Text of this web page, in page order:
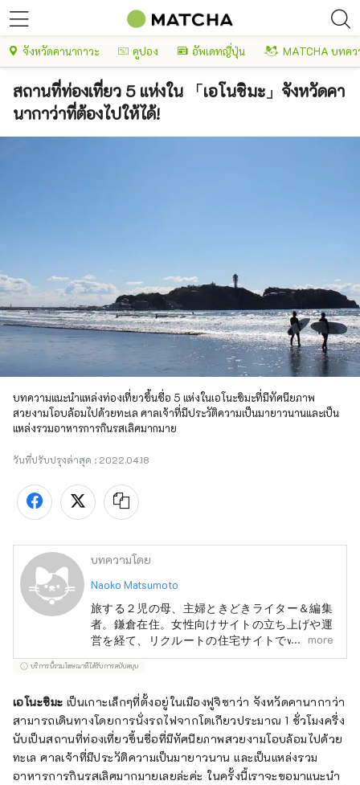
จังหวัดคานากาวะ คูปอง อัพเดทญี่ปุ่น MATCHA บทคว
สถานที่ท่องเที่ยว 5 แห่งใน 「เอโนชิมะ」จังหวัดคา
นากาว่าที่ต้องไปให้ได้!
บทความแนะนำแหล่งท่องเที่ยวขึ้นชื่อ 5 แห่งในเอโนะชิมะที่มีทัศนียภาพ
สวยงามโอบล้อมไปด้วยทะเล ศาลเจ้าที่มีประวัติความเป็นมายาวนานและเป็น
แหล่งรวมอาหารการกินรสเลิศมากมาย
วันที่ปรับปรุงล่าสุด : 2022.04.18
บทความโดย
Naoko Matsumoto
旅する２児の母、主婦ときどきライター＆編集
者。鎌倉在住。女性向けサイトの立ち上げや運
営を経て、リクルートの住宅サイトでweb編集
者を経験。20代最後の年にはイギリスに留
学。酒好き、旅好き、美味しいもの好き。
国 中国 台湾 タイ ベトナム ラオス カ
ンボジア シンガポール インドネシア フィ
ジー グアム ハワイ アメリカ(本土)
more
บริการนี้รวมโฆษณาที่ได้รับการสนับสนุน
เอโนะชิมะ เป็นเกาะเล็กๆที่ตั้งอยู่ในเมืองฟูจิซาว่า จังหวัดคานากาว่า
สามารถเดินทางโดยการนั่งรถไฟจากโตเกียวประมาณ 1 ชั่วโมงครึ่ง
นับเป็นสถานที่ท่องเที่ยวขึ้นชื่อที่มีทัศนียภาพสวยงามโอบล้อมไปด้วย
ทะเล ศาลเจ้าที่มีประวัติความเป็นมายาวนาน และเป็นแหล่งรวม
อาหารการกินรสเลิศมากมายเลยล่ะค่ะ ในครั้งนี้เราจะขอมาแนะนำ